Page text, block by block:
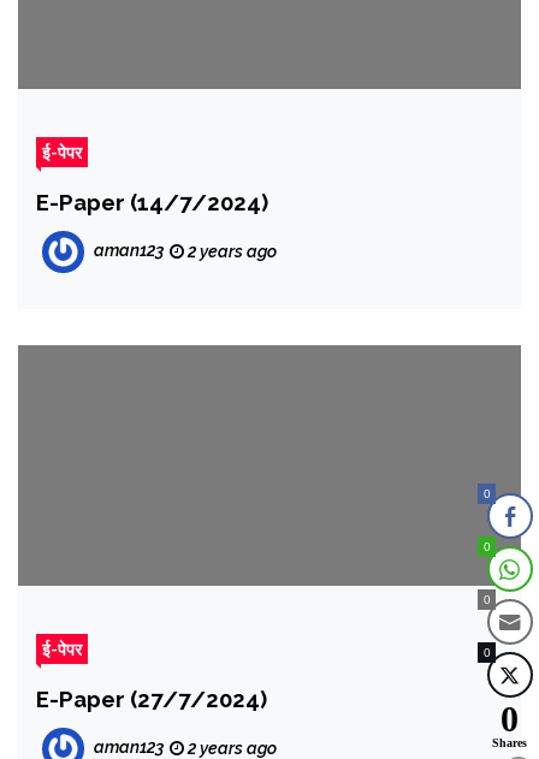
ई-पेपर
E-Paper (14/7/2024)
aman123 2 years ago
ई-पेपर
E-Paper (27/7/2024)
aman123 2 years ago
0
0
0
0
0
Shares